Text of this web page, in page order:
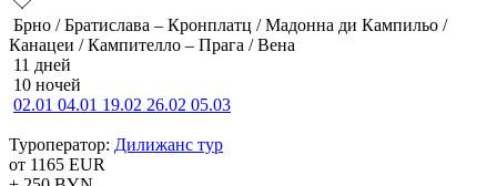
Брно / Братислава – Кронплатц / Мадонна ди Кампильо /
Канацеи / Кампителло – Прага / Вена
11 дней
10 ночей
02.01 04.01 19.02 26.02 05.03
Туроператор: Дилижанс тур
от 1165 EUR